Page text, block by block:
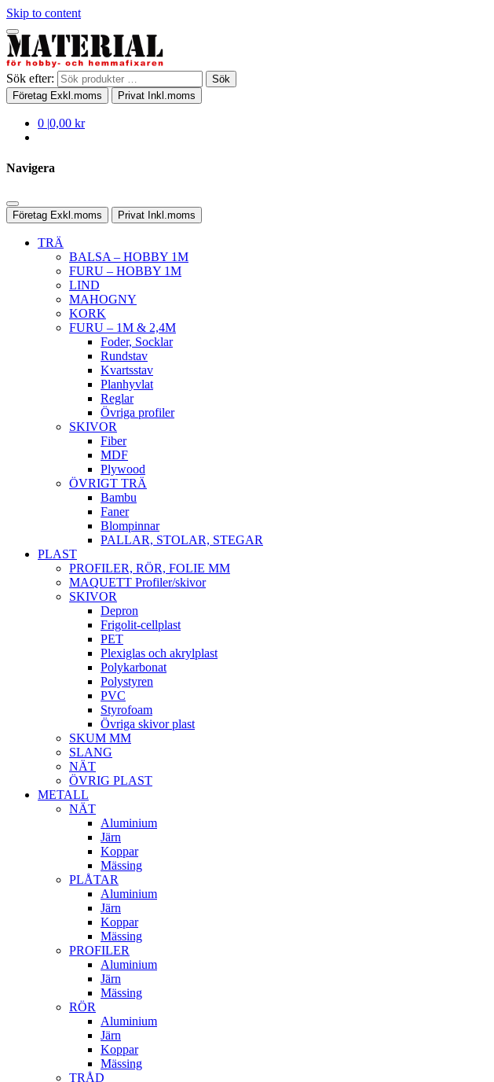
Skip to content
Sök efter:
Sök
Företag Exkl.moms Privat Inkl.moms
0 |0,00 kr
Navigera
Företag Exkl.moms Privat Inkl.moms
TRÄ
BALSA – HOBBY 1M
FURU – HOBBY 1M
LIND
MAHOGNY
KORK
FURU – 1M & 2,4M
Foder, Socklar
Rundstav
Kvartsstav
Planhyvlat
Reglar
Övriga profiler
SKIVOR
Fiber
MDF
Plywood
ÖVRIGT TRÄ
Bambu
Faner
Blompinnar
PALLAR, STOLAR, STEGAR
PLAST
PROFILER, RÖR, FOLIE MM
MAQUETT Profiler/skivor
SKIVOR
Depron
Frigolit-cellplast
PET
Plexiglas och akrylplast
Polykarbonat
Polystyren
PVC
Styrofoam
Övriga skivor plast
SKUM MM
SLANG
NÄT
ÖVRIG PLAST
METALL
NÄT
Aluminium
Järn
Koppar
Mässing
PLÅTAR
Aluminium
Järn
Koppar
Mässing
PROFILER
Aluminium
Järn
Mässing
RÖR
Aluminium
Järn
Koppar
Mässing
TRÅD